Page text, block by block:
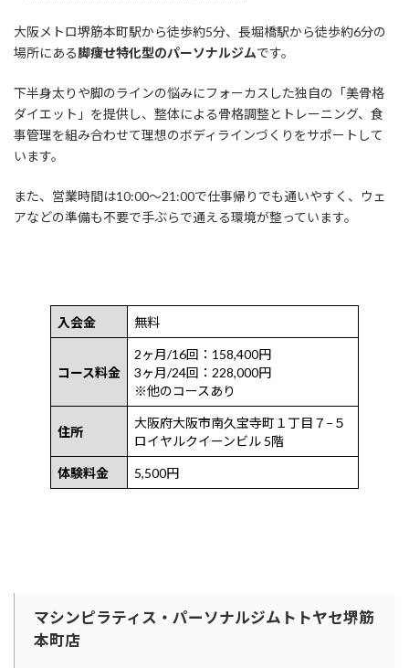
大阪メトロ堺筋本町駅から徒歩約5分、長堀橋駅から徒歩約6分の
場所にある脚痩せ特化型のパーソナルジムです。
下半身太りや脚のラインの悩みにフォーカスした独自の「美骨格
ダイエット」を提供し、整体による骨格調整とトレーニング、食
事管理を組み合わせて理想のボディラインづくりをサポートして
います。
また、営業時間は10:00〜21:00で仕事帰りでも通いやすく、ウェ
アなどの準備も不要で手ぶらで通える環境が整っています。
入会金 無料
コース料金
2ヶ月/16回：158,400円
3ヶ月/24回：228,000円
※他のコースあり
住所
大阪府大阪市南久宝寺町１丁目７−５
ロイヤルクイーンビル 5階
体験料金 5,500円
マシンピラティス・パーソナルジムトトヤセ堺筋
本町店